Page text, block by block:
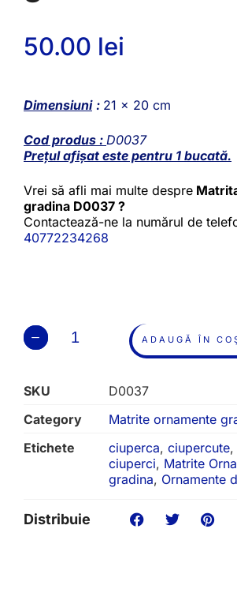
50.00 lei
Dimensiuni : 21 x 20 cm
Cod produs : D0037
Prețul afișat este pentru 1 bucată.
Vrei să afli mai multe despre
gradina D0037 ?
Contactează-ne la numărul de
40772234268
ADAUGĂ ÎN
SKU
D0037
Category
Matrite ornamente
Etichete
ciuperca, ciupercute,
ciuperci, Matrite
gradina, Ornamente
Distribuie